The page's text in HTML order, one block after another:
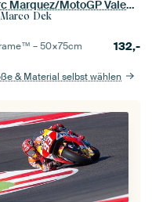
Marc Marquez/MotoGP Valencia
Marco Dek
–50×75cm 132,-
& Material selbst wählen